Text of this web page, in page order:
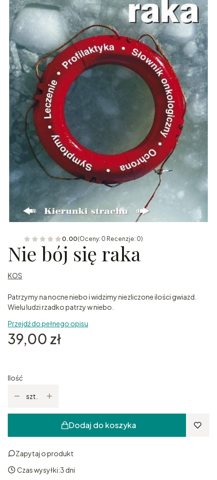
0.00(Oceny: 0 Recenzje: 0)
Nie bój się raka
KOS
Patrzymy na nocne niebo i widzimy niezliczone ilości gwiazd.
Wielu ludzi rzadko patrzy w niebo.
Przejdź do pełnego opisu
Cena
39,00 zł
Ilość
szt.
Dodaj do koszyka
Zapytaj o produkt
Czas wysyłki:3 dni